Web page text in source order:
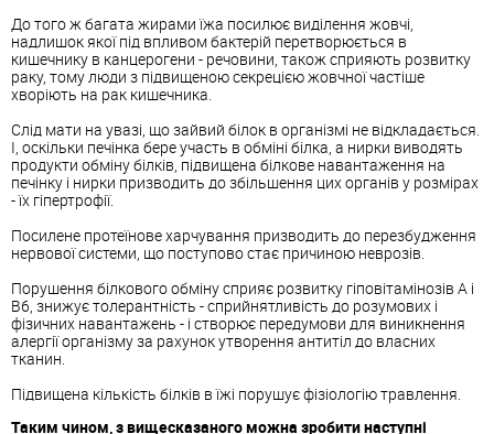
До того ж багата жирами їжа посилює виділення жовчі,
надлишок якої під впливом бактерій перетворюється в
кишечнику в канцерогени - речовини, також сприяють розвитку
раку, тому люди з підвищеною секрецією жовчної частіше
хворіють на рак кишечника.
Слід мати на увазі, що зайвий білок в організмі не відкладається.
І, оскільки печінка бере участь в обміні білка, а нирки виводять
продукти обміну білків, підвищена білкове навантаження на
печінку і нирки призводить до збільшення цих органів у розмірах
- їх гіпертрофії.
Посилене протеїнове харчування призводить до перезбудження
нервової системи, що поступово стає причиною неврозів.
Порушення білкового обміну сприяє розвитку гіповітамінозів А і
В6, знижує толерантність - сприйнятливість до розумових і
фізичних навантажень - і створює передумови для виникнення
алергії організму за рахунок утворення антитіл до власних
тканин.
Підвищена кількість білків в їжі порушує фізіологію травлення.
Таким чином, з вищесказаного можна зробити наступні